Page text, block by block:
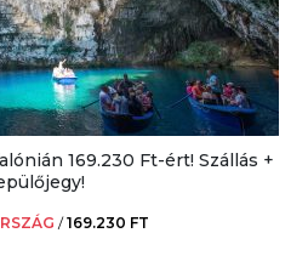
169.230 Ft-ért! Szállás +
/169.230 FT